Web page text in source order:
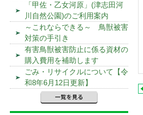
「甲佐・乙女河原」(津志田河
川自然公園)のご利用案内
～これならできる～ 鳥獣被害
対策の手引き
有害鳥獣被害防止に係る資材の
購入費用を補助します
ごみ・リサイクルについて【令
和8年6月12日更新】